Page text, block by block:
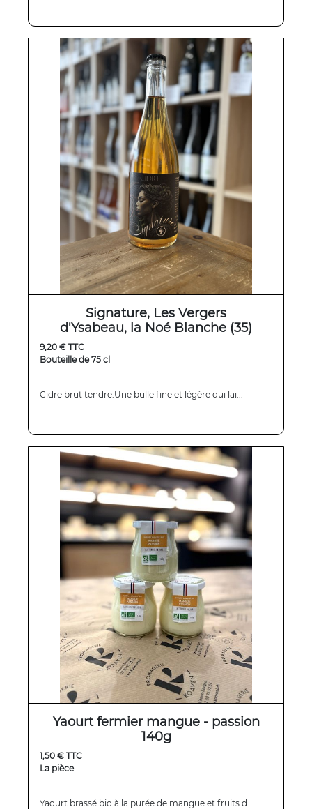
Signature, Les Vergers
d'Ysabeau, la Noé Blanche (35)
9,20 € TTC
Bouteille de 75 cl
Cidre brut tendre.Une bulle fine et légère qui lai...
Yaourt fermier mangue - passion
140g
1,50 € TTC
La pièce
Yaourt brassé bio à la purée de mangue et fruits d...